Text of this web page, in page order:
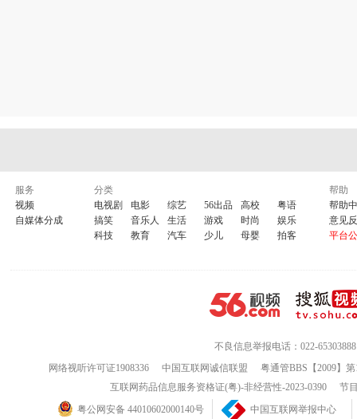
服务
视频
自媒体分成
分类
电视剧
电影 综艺 56出品 高校
粤语
搞笑
音乐人 生活 游戏 时尚
娱乐
科技
教育 汽车 少儿 母婴 拍客
帮助
帮助
意见
平台
不良信息举报电话：022-65303888
网络视听许可证1908336
中国互联网诚信联盟
粤通管BBS【2009】
互联网药品信息服务资格证(粤)-非经营性-2023-0390
节
粤公网安备 44010602000140号
中国互联网举报中心